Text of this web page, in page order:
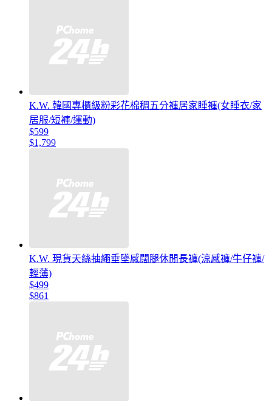
K.W. 韓國專櫃級粉彩花棉稠五分褲居家睡褲(女睡衣/家
居服/短褲/運動)
$599
$1,799
K.W. 現貨天絲抽繩垂墜感闊腿休閒長褲(涼感褲/牛仔褲/
輕薄)
$499
$861